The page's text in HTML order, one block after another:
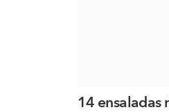
14 ensaladas